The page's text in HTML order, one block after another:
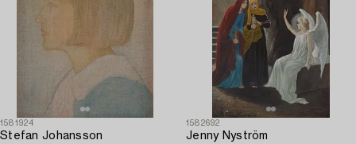
1581924
Stefan Johansson
1582692
Jenny Nyström